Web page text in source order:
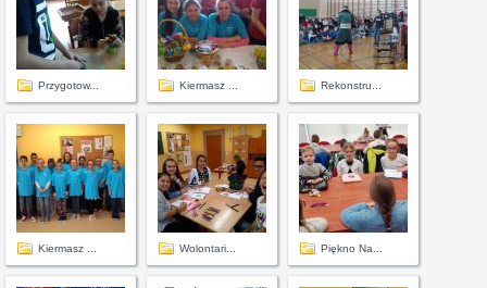
Przygotow... Kiermasz ... Rekonstru...
Kiermasz ... Wolontari... Piękno Na...